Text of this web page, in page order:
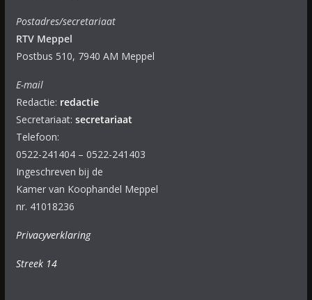
Postadres/secretariaat
RTV Meppel
Postbus 510, 7940 AM Meppel
E-mail
Redactie: redactie
Secretariaat: secretariaat
Telefoon:
0522-241404 – 0522-241403
Ingeschreven bij de
Kamer van Koophandel Meppel
nr. 41018236
Privacyverklaring
Streek 14